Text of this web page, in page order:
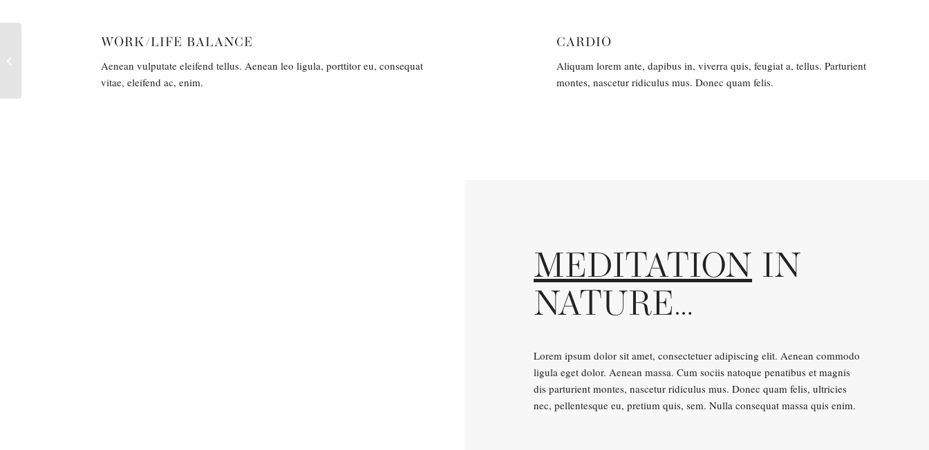
WORK/LIFE BALANCE
Aenean vulputate eleifend tellus. Aenean leo ligula, porttitor eu, consequat
vitae, eleifend ac, enim.
CARDIO
Aliquam lorem ante, dapibus in, viverra quis, feugiat a, tellus. Parturient
montes, nascetur ridiculus mus. Donec quam felis.
MEDITATION IN
NATURE…
Lorem ipsum dolor sit amet, consectetuer adipiscing elit. Aenean commodo
ligula eget dolor. Aenean massa. Cum sociis natoque penatibus et magnis
dis parturient montes, nascetur ridiculus mus. Donec quam felis, ultricies
nec, pellentesque eu, pretium quis, sem. Nulla consequat massa quis enim.